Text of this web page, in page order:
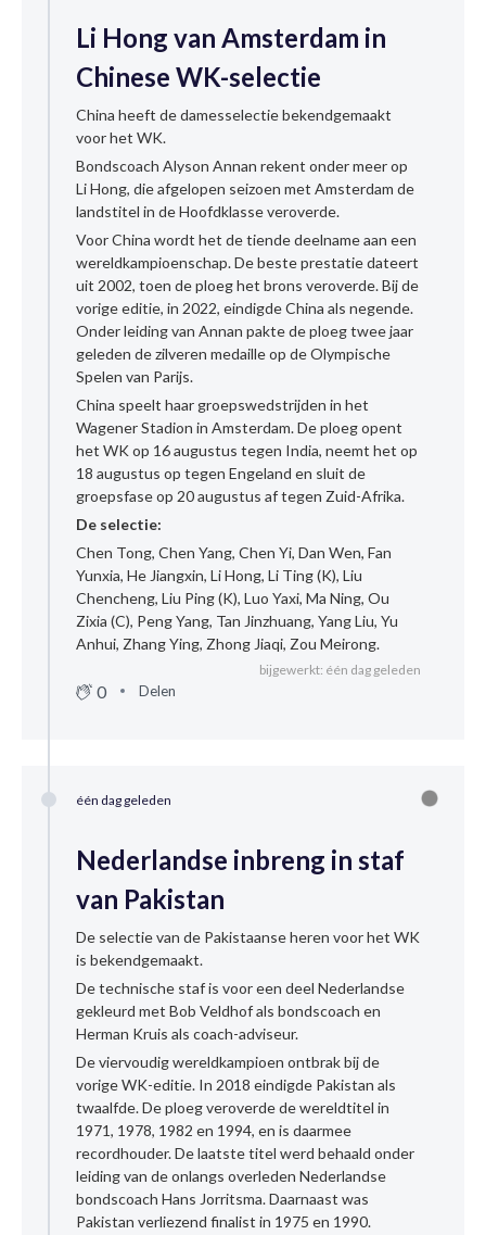
Li Hong van Amsterdam in
Chinese WK-selectie
China heeft de damesselectie bekendgemaakt
voor het WK.
Bondscoach Alyson Annan rekent onder meer op
Li Hong, die afgelopen seizoen met Amsterdam de
landstitel in de Hoofdklasse veroverde.
Voor China wordt het de tiende deelname aan een
wereldkampioenschap. De beste prestatie dateert
uit 2002, toen de ploeg het brons veroverde. Bij de
vorige editie, in 2022, eindigde China als negende.
Onder leiding van Annan pakte de ploeg twee jaar
geleden de zilveren medaille op de Olympische
Spelen van Parijs.
China speelt haar groepswedstrijden in het
Wagener Stadion in Amsterdam. De ploeg opent
het WK op 16 augustus tegen India, neemt het op
18 augustus op tegen Engeland en sluit de
groepsfase op 20 augustus af tegen Zuid-Afrika.
De selectie:
Chen Tong, Chen Yang, Chen Yi, Dan Wen, Fan
Yunxia, He Jiangxin, Li Hong, Li Ting (K), Liu
Chencheng, Liu Ping (K), Luo Yaxi, Ma Ning, Ou
Zixia (C), Peng Yang, Tan Jinzhuang, Yang Liu, Yu
Anhui, Zhang Ying, Zhong Jiaqi, Zou Meirong.
bijgewerkt: één dag geleden
0 Delen
één dag geleden
Nederlandse inbreng in staf
van Pakistan
De selectie van de Pakistaanse heren voor het WK
is bekendgemaakt.
De technische staf is voor een deel Nederlandse
gekleurd met Bob Veldhof als bondscoach en
Herman Kruis als coach-adviseur.
De viervoudig wereldkampioen ontbrak bij de
vorige WK-editie. In 2018 eindigde Pakistan als
twaalfde. De ploeg veroverde de wereldtitel in
1971, 1978, 1982 en 1994, en is daarmee
recordhouder. De laatste titel werd behaald onder
leiding van de onlangs overleden Nederlandse
bondscoach Hans Jorritsma. Daarnaast was
Pakistan verliezend finalist in 1975 en 1990.